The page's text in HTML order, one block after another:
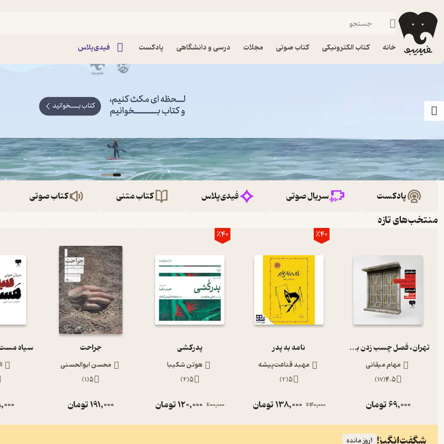
خانه کتاب الکترونیکی کتاب صوتی مجلات درسی و دانشگاهی پادکست فیدی‌پلاس
پادکست سریال صوتی فیدی‌پلاس کتاب متنی کتاب صوتی
منتخب‌های تازه
تهران، فصل چسب زدن به شیشه‌ها (قسمت دوم)
مهام میقانی
4.5
(
17
)
69,000تومان
٪40
نامه به پدر
مهبد قناعت‌پیشه
5
(
2
)
230,000
138,000تومان
٪40
پدرکشی
هوتن شکیبا
5
(
4
)
200,000
120,000تومان
جراحت
محسن ابوالحسنی
5
(
1
)
191,000تومان
شگفت‌انگیز! 1روز مانده